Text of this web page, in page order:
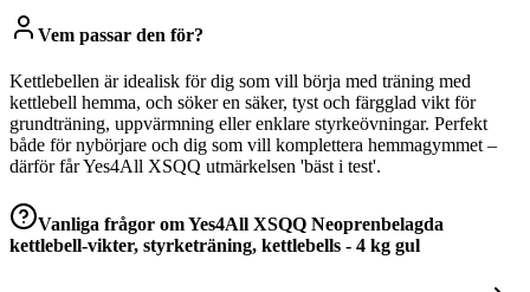
Vem passar den för?
Kettlebellen är idealisk för dig som vill börja med träning med
kettlebell hemma, och söker en säker, tyst och färgglad vikt för
grundträning, uppvärmning eller enklare styrkeövningar. Perfekt
både för nybörjare och dig som vill komplettera hemmagymmet –
därför får Yes4All XSQQ utmärkelsen 'bäst i test'.
Vanliga frågor omYes4All XSQQ Neoprenbelagda
kettlebell-vikter, styrketräning, kettlebells - 4 kg gul